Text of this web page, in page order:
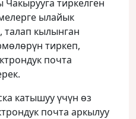
тиркелген
ылайык
кылынган
тиркеп,
почта
катышуу үчүн өз
почта аркылуу